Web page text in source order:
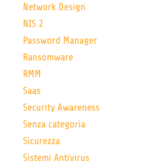
Network Design
NIS 2
Password Manager
Ransomware
RMM
Saas
Security Awareness
Senza categoria
Sicurezza
Sistemi Antivirus